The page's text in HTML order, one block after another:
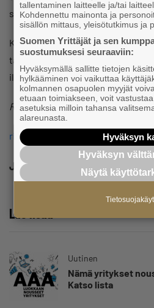
siihen.
Knuutilan mukaan PRH on parin
tarkastanut sisäisiä prosessejaan
ilmoitus menee lakimiehen
Riikka Koskenranta
riikka.koskenranta@yrittajat.fi
Jaa
Lue lisää
Uutinen
Nämä yritykset
Katso lista
tallentaminen laitteelle ja/tai
Kohdennettu mainonta ja
sisällön mittaus, yleisötutkimus ja
Suomen Yrittäjät ja sen
suostumuksesi seuraaviin:
Hyväksymällä sallitte tietojen
hylkääminen voi vaikuttaa
kolmannen osapuolen myyjät
etuaan toimiakseen, voit
asetuksia milloin tahansa
alareunasta.
Hyväksyn
Hyväksyn
Näytä